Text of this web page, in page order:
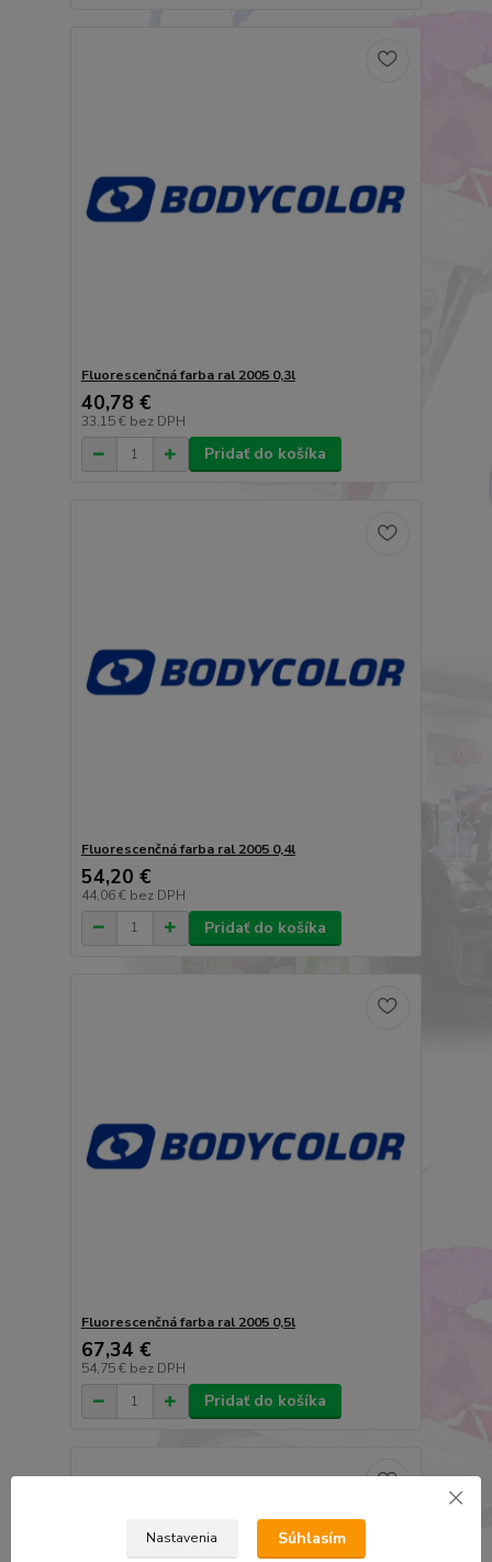
Fluorescenčná farba ral 2005 0,3l
40,78 €
33,15 € bez DPH
Pridať do košíka
Fluorescenčná farba ral 2005 0,4l
54,20 €
44,06 € bez DPH
Pridať do košíka
Fluorescenčná farba ral 2005 0,5l
67,34 €
54,75 € bez DPH
Pridať do košíka
Nastavenia Súhlasím